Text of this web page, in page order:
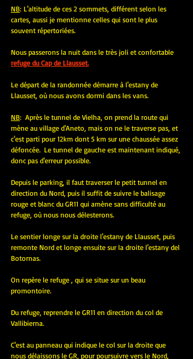
NB: L'altitude de ces 2 sommets, différent selon les
cartes, aussi je mentionne celles qui sont le plus
souvent répertoriées.
Nous passerons la nuit dans le très joli et confortable
refuge du Cap de Llausset.
Le départ de la randonnée démarre à l'estany de
Llausset, où nous avons dormi dans les vans.
NB:  Après le tunnel de Vielha, on prend la route qui
mène au village d'Aneto, mais on ne le traverse pas, et
c'est parti pour 12km dont 5 km sur une chaussée assez
défoncée.  Le tunnel de gauche est maintenant indiqué,
donc pas d'erreur possible.
Depuis le parking, il faut traverser le petit tunnel en
direction du Nord, puis il suffit de suivre le balisage
rouge et blanc du GR11 qui amène sans difficulté au
refuge, où nous nous délesterons.
Le sentier longe sur la droite l'estany de Llausset, puis
remonte Nord et longe ensuite sur la droite l'estany del
Botornas.
On repère le refuge , qui se situe sur un beau
promontoire.
Du refuge, reprendre le GR11 en direction du col de
Vallibierna.
C'est au panneau qui indique le col sur la droite que
nous délaissons le GR, pour poursuivre vers le Nord,